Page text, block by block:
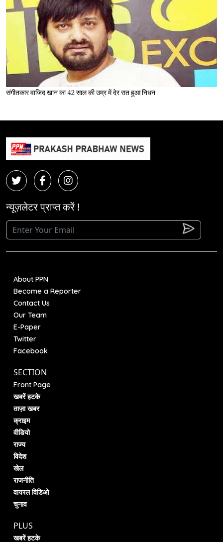
संगीतकार वाजिद खान का 42 साल की उम्र में देर रात हुआ निधन
न्यूज़लेटर प्राप्त करें !
About PPN
Become a Reporter
Contact Us
Our Team
E-Paper
Twitter
Facebook
SECTION
Front Page
खबरें हटके
ताज़ा खबर
क्राइम
वीडियो
राज्य
विदेश
खेल
राजनीति
वायरल विडिओ
चुनाव
PLUS
खबरें हटके